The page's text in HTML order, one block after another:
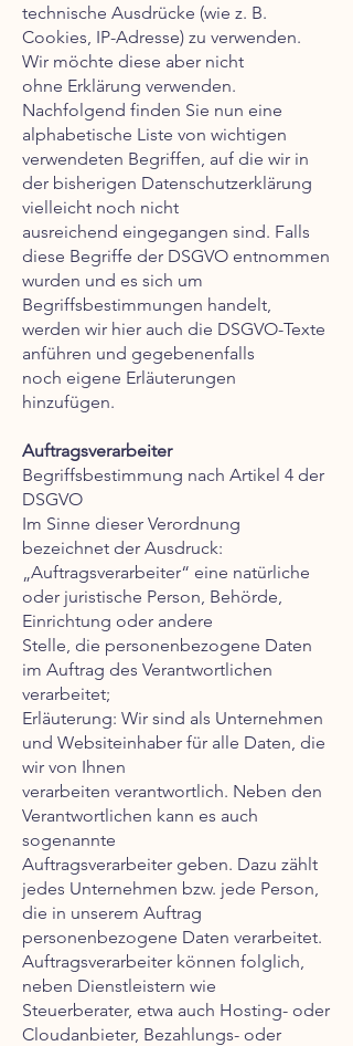
technische Ausdrücke (wie z. B.
Cookies, IP-Adresse) zu verwenden.
Wir möchte diese aber nicht
ohne Erklärung verwenden.
Nachfolgend finden Sie nun eine
alphabetische Liste von wichtigen
verwendeten Begriffen, auf die wir in
der bisherigen Datenschutzerklärung
vielleicht noch nicht
ausreichend eingegangen sind. Falls
diese Begriffe der DSGVO entnommen
wurden und es sich um
Begriffsbestimmungen handelt,
werden wir hier auch die DSGVO-Texte
anführen und gegebenenfalls
noch eigene Erläuterungen
hinzufügen.
Auftragsverarbeiter
Begriffsbestimmung nach Artikel 4 der
DSGVO
Im Sinne dieser Verordnung
bezeichnet der Ausdruck:
„Auftragsverarbeiter“ eine natürliche
oder juristische Person, Behörde,
Einrichtung oder andere
Stelle, die personenbezogene Daten
im Auftrag des Verantwortlichen
verarbeitet;
Erläuterung: Wir sind als Unternehmen
und Websiteinhaber für alle Daten, die
wir von Ihnen
verarbeiten verantwortlich. Neben den
Verantwortlichen kann es auch
sogenannte
Auftragsverarbeiter geben. Dazu zählt
jedes Unternehmen bzw. jede Person,
die in unserem Auftrag
personenbezogene Daten verarbeitet.
Auftragsverarbeiter können folglich,
neben Dienstleistern wie
Steuerberater, etwa auch Hosting- oder
Cloudanbieter, Bezahlungs- oder